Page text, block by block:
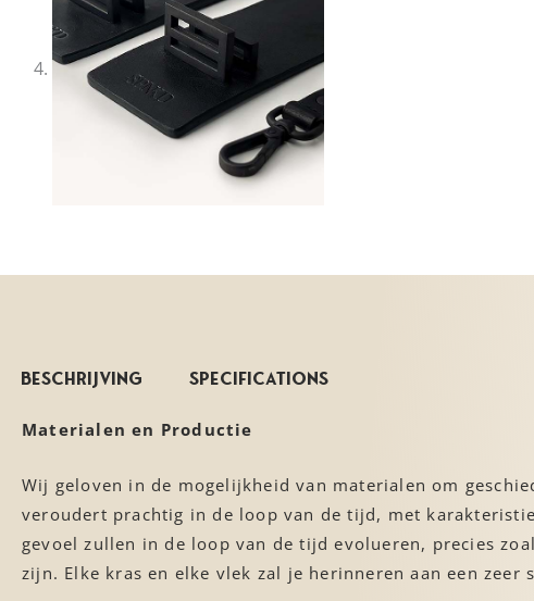
Beschrijving Specifications
Materialen en Productie
Wij geloven in de mogelijkheid van materialen om
veroudert prachtig in de loop van de tijd, met
gevoel zullen in de loop van de tijd evolueren, precies
zijn. Elke kras en elke vlek zal je herinneren aan een zeer